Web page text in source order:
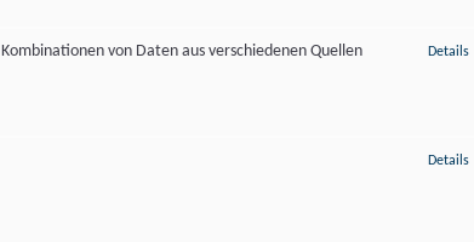
von Daten aus verschiedenen Quellen
Details
Details